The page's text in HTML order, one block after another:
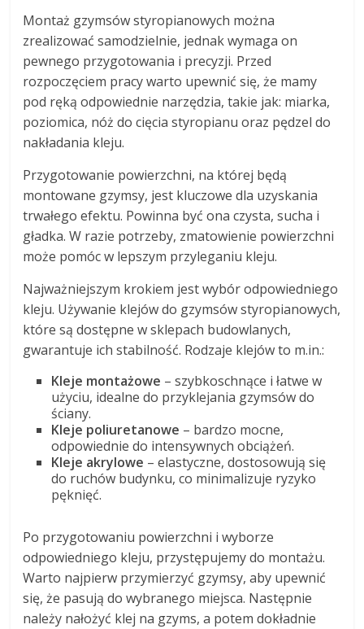
Montaż gzymsów styropianowych można
zrealizować samodzielnie, jednak wymaga on
pewnego przygotowania i precyzji. Przed
rozpoczęciem pracy warto upewnić się, że mamy
pod ręką odpowiednie narzędzia, takie jak: miarka,
poziomica, nóż do cięcia styropianu oraz pędzel do
nakładania kleju.
Przygotowanie powierzchni, na której będą
montowane gzymsy, jest kluczowe dla uzyskania
trwałego efektu. Powinna być ona czysta, sucha i
gładka. W razie potrzeby, zmatowienie powierzchni
może pomóc w lepszym przyleganiu kleju.
Najważniejszym krokiem jest wybór odpowiedniego
kleju. Używanie klejów do gzymsów styropianowych,
które są dostępne w sklepach budowlanych,
gwarantuje ich stabilność. Rodzaje klejów to m.in.:
Kleje montażowe – szybkoschnące i łatwe w
użyciu, idealne do przyklejania gzymsów do
ściany.
Kleje poliuretanowe – bardzo mocne,
odpowiednie do intensywnych obciążeń.
Kleje akrylowe – elastyczne, dostosowują się
do ruchów budynku, co minimalizuje ryzyko
pęknięć.
Po przygotowaniu powierzchni i wyborze
odpowiedniego kleju, przystępujemy do montażu.
Warto najpierw przymierzyć gzymsy, aby upewnić
się, że pasują do wybranego miejsca. Następnie
należy nałożyć klej na gzyms, a potem dokładnie